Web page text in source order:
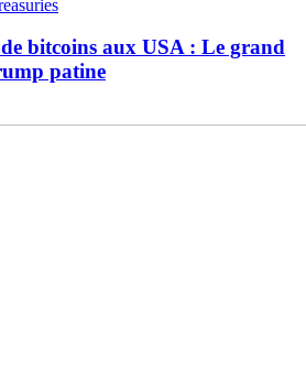
bitcoins aux USA : Le grand
patine